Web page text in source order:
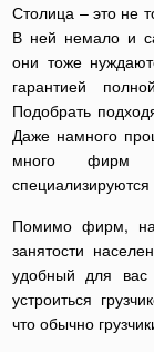
Столица – это не
В ней немало и
они тоже
гарантией
Подобрать
Даже намного
много фирм
специализируются
Помимо фирм,
занятости
удобный для вас
устроиться
что обычно